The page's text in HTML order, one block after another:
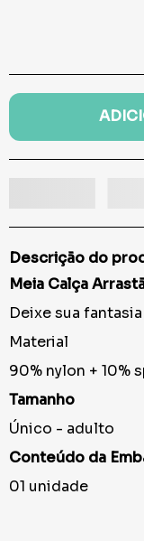
Descrição do
Meia Calça
Deixe sua
Material
90% nylon + 10%
Tamanho
Único - adulto
Conteúdo da
01 unidade